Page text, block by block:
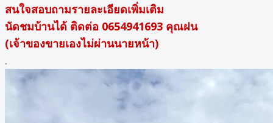
สนใจสอบถามรายละเอียดเพิ่มเติม
นัดชมบ้านได้ ติดต่อ 0654941693 คุณฝน
(เจ้าของขายเองไม่ผ่านนายหน้า)
.